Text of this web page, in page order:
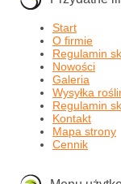
Start
O firmie
Regulamin
Nowości
Galeria
Wysyłka
Regulamin
Kontakt
Mapa strony
Cennik